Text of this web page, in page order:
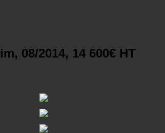
08/2014, 14 600€ HT